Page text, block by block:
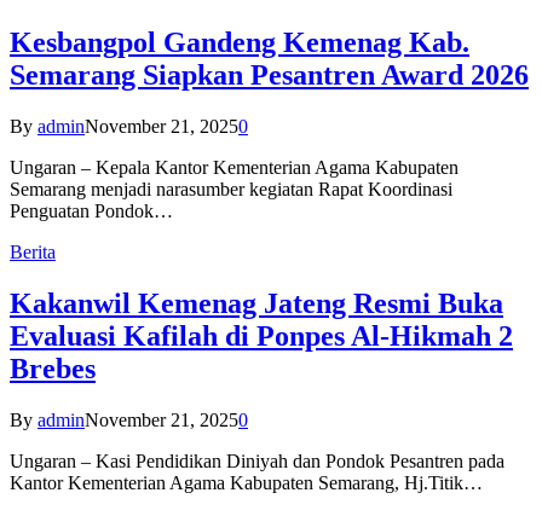
Kesbangpol Gandeng Kemenag Kab.
Semarang Siapkan Pesantren Award 2026
By adminNovember 21, 20250
Ungaran – Kepala Kantor Kementerian Agama Kabupaten
Semarang menjadi narasumber kegiatan Rapat Koordinasi
Penguatan Pondok…
Berita
Kakanwil Kemenag Jateng Resmi Buka
Evaluasi Kafilah di Ponpes Al-Hikmah 2
Brebes
By adminNovember 21, 20250
Ungaran – Kasi Pendidikan Diniyah dan Pondok Pesantren pada
Kantor Kementerian Agama Kabupaten Semarang, Hj.Titik…